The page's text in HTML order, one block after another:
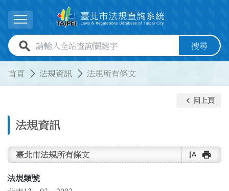
展開選單
全站查詢關鍵字欄位 搜尋
首頁 法規資訊 法規所有條文
法規資訊
keyboard_arrow_left 回上頁
臺北市法規所有條文 text_rotate_vertical print
法規類號